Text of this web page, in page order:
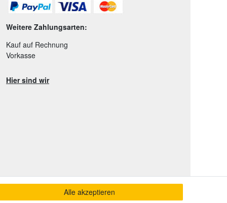
Weitere Zahlungsarten:
Kauf auf Rechnung
Vorkasse
Hier sind wir
Alle akzeptieren